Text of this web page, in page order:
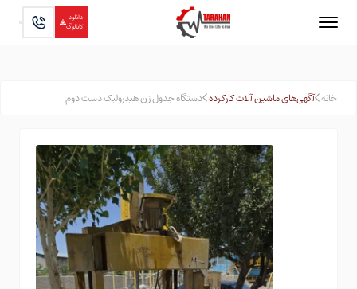
دانلود
کاتالوگ
خانه آگهی‌های ماشین آلات کارکرده دستگاه جدول زن هیدرولیک دست دوم